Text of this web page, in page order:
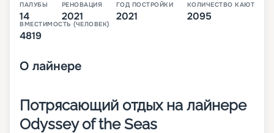
ПАЛУБЫ
14
РЕНОВАЦИЯ
2021
ГОД ПОСТРОЙКИ
2021
КОЛИЧЕСТВО КАЮТ
2095
ВМЕСТИМОСТЬ (ЧЕЛОВЕК)
4819
О лайнере
Потрясающий отдых на лайнере
Odyssey of the Seas